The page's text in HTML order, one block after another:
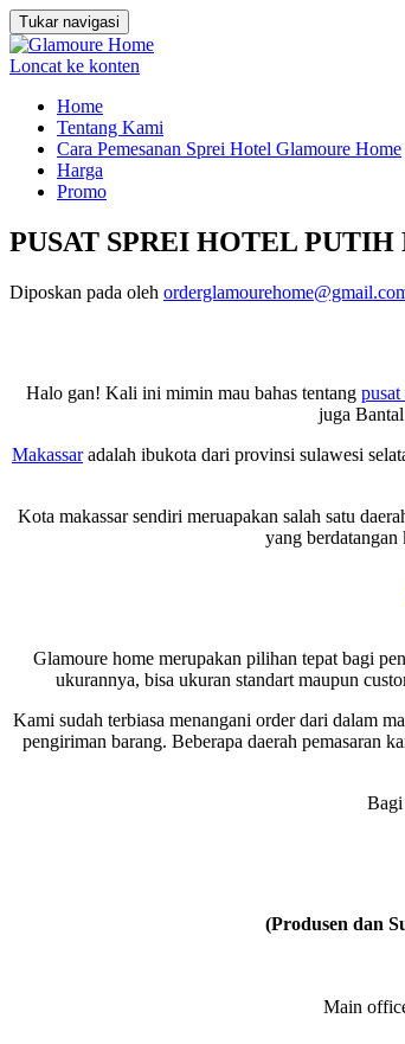
Tukar navigasi
Loncat ke konten
Home
Tentang Kami
Cara Pemesanan Sprei Hotel Glamoure Home
Harga
Promo
PUSAT SPREI HOTEL PUTIH
Diposkan pada oleh
Halo gan! Kali ini mimin mau bahas tentang pusat
juga
Makassaradalah ibukota dari provinsi sulawesi
Kota makassar sendiri meruapakan salah satu
yang berdatangan
Glamoure home merupakan pilihan tepat bagi
ukurannya, bisa ukuran standart maupun
Kami sudah terbiasa menangani order dari dalam
pengiriman barang. Beberapa daerah pemasaran
(Produsen dan
Main